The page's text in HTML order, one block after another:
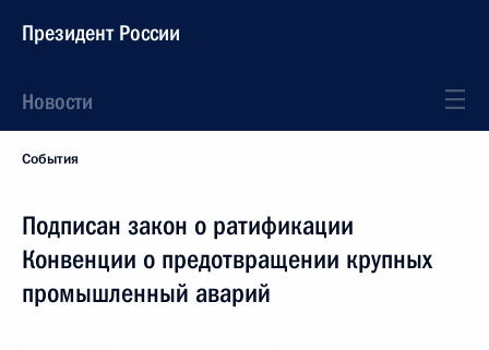
Президент России
Новости
События
Подписан закон о ратификации
Конвенции о предотвращении крупных
промышленный аварий